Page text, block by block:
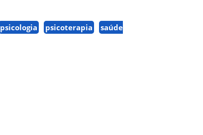
psicologia psicoterapia
saúde